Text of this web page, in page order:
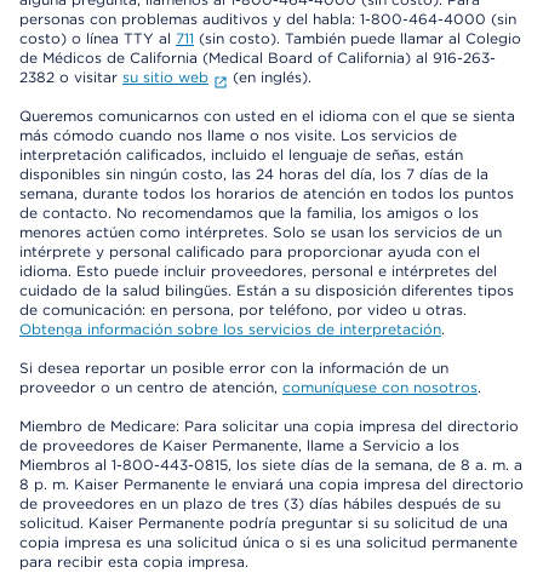
personas con problemas auditivos y del habla: 1-800-464-4000 (sin
costo) o línea TTY al 711 (sin costo). También puede llamar al Colegio
de Médicos de California (Medical Board of California) al 916-263-
2382 o visitar su sitio web (en inglés).
Queremos comunicarnos con usted en el idioma con el que se sienta
más cómodo cuando nos llame o nos visite. Los servicios de
interpretación calificados, incluido el lenguaje de señas, están
disponibles sin ningún costo, las 24 horas del día, los 7 días de la
semana, durante todos los horarios de atención en todos los puntos
de contacto. No recomendamos que la familia, los amigos o los
menores actúen como intérpretes. Solo se usan los servicios de un
intérprete y personal calificado para proporcionar ayuda con el
idioma. Esto puede incluir proveedores, personal e intérpretes del
cuidado de la salud bilingües. Están a su disposición diferentes tipos
de comunicación: en persona, por teléfono, por video u otras.
Obtenga información sobre los servicios de interpretación.
Si desea reportar un posible error con la información de un
proveedor o un centro de atención, comuníquese con nosotros.
Miembro de Medicare: Para solicitar una copia impresa del directorio
de proveedores de Kaiser Permanente, llame a Servicio a los
Miembros al 1-800-443-0815, los siete días de la semana, de 8 a. m. a
8 p. m. Kaiser Permanente le enviará una copia impresa del directorio
de proveedores en un plazo de tres (3) días hábiles después de su
solicitud. Kaiser Permanente podría preguntar si su solicitud de una
copia impresa es una solicitud única o si es una solicitud permanente
para recibir esta copia impresa.